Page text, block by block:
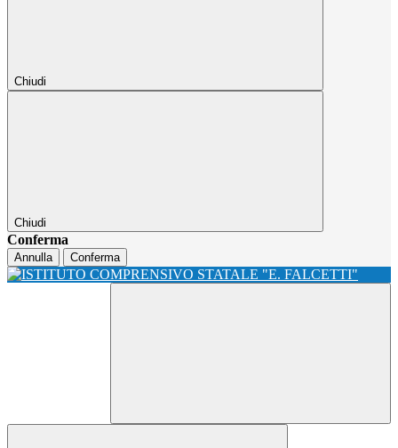
Chiudi
Chiudi
Conferma
Annulla Conferma